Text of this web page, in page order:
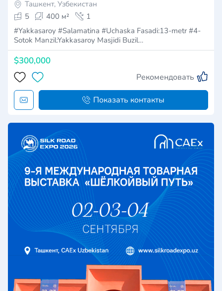
Ташкент, Узбекистан
5
400 м²
1
#Yakkasaroy #Salamatina #Uchaska Fasadi:13-metr #4-
Sotok Manzil:Yakkasaroy Masjidi Buzil…
$300,000
Рекомендовать
Показать контакты